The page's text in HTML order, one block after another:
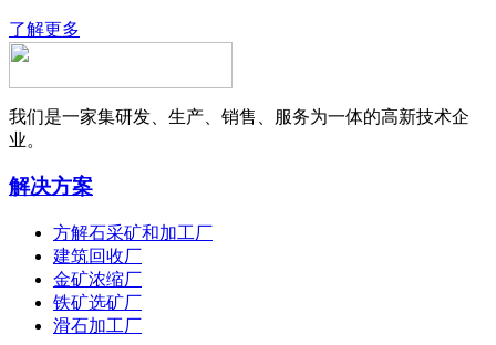
了解更多
我们是一家集研发、生产、销售、服务为一体的高新技术企
业。
解决方案
方解石采矿和加工厂
建筑回收厂
金矿浓缩厂
铁矿选矿厂
滑石加工厂